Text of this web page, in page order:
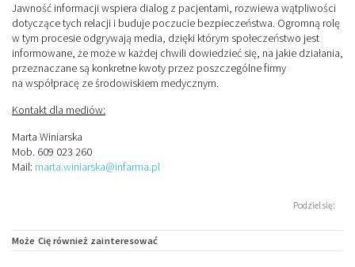
Jawność informacji wspiera dialog z pacjentami, rozwiewa wątpliwości
dotyczące tych relacji i buduje poczucie bezpieczeństwa. Ogromną rolę
w tym procesie odgrywają media, dzięki którym społeczeństwo jest
informowane, że może w każdej chwili dowiedzieć się, na jakie działania,
przeznaczane są konkretne kwoty przez poszczególne firmy
na współpracę ze środowiskiem medycznym.
Kontakt dla mediów:
Marta Winiarska
Mob. 609 023 260
Mail: marta.winiarska@infarma.pl
Podziel się:
Może Cię również zainteresować